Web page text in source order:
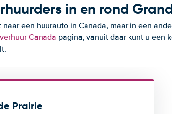
in en rond
naar een huurauto in Canada, maar in een
Canada pagina, vanuit daar kunt u een
Prairie